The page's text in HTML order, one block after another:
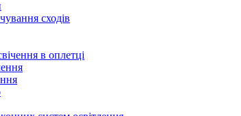
сходів
в оплетці